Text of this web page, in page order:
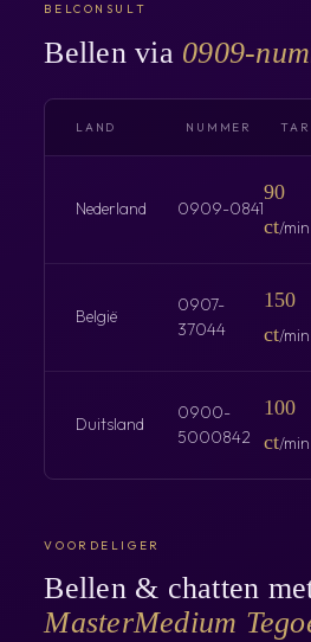
BELCONSULT
Bellen via 0909-
LAND NUMMER
Nederland 0909-0841
90
ct/min
België
0907-
37044
150
ct/min
Duitsland
0900-
5000842
100
ct/min
VOORDELIGER
Bellen & chatten
MasterMedium